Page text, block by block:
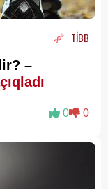
TİBB
–
0 0